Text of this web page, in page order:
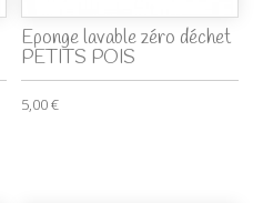
Eponge lavable zéro déchet
PETITS POIS
5,00 €